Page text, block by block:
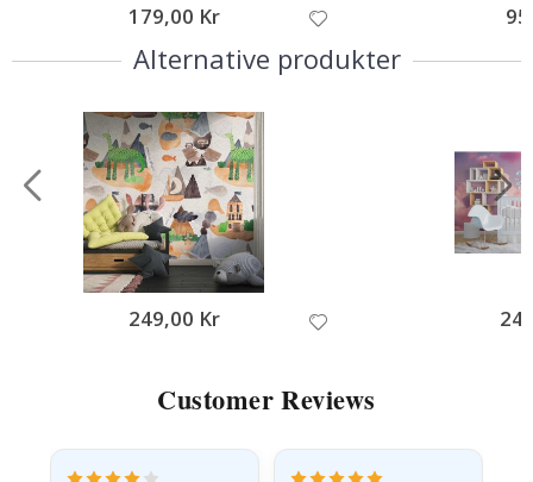
179,00 Kr
Alternative produkter
249,00 Kr
Customer Reviews